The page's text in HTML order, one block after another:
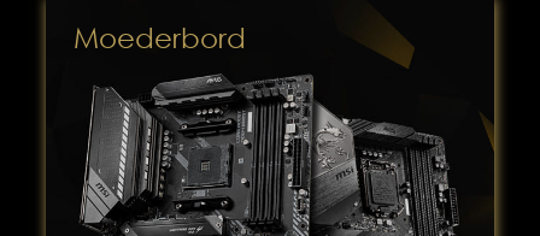
Moederbord